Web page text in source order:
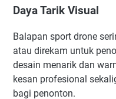
Daya Tarik Visual
Balapan sport drone
atau direkam untuk
desain menarik dan
kesan profesional
bagi penonton.